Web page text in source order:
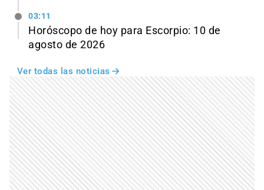
03:11
Horóscopo de hoy para Escorpio: 10 de
agosto de 2026
Ver todas las noticias